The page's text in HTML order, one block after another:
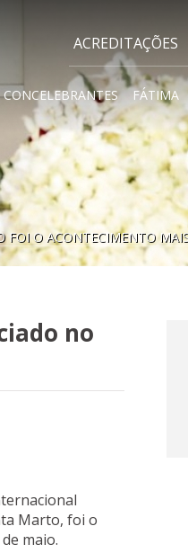
ACREDITAÇÕES
CONCELEBRANTES FÁTIMA
FOI O ACONTECIMENTO
no
Marto, foi o
maio.